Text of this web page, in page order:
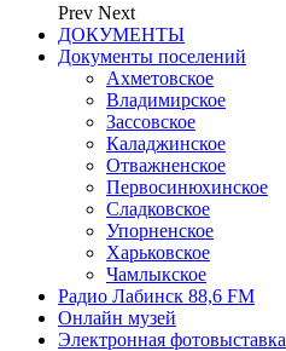
Prev Next
ДОКУМЕНТЫ
Документы поселений
Ахметовское
Владимирское
Зассовское
Каладжинское
Отважненское
Первосинюхинское
Сладковское
Упорненское
Харьковское
Чамлыкское
Радио Лабинск 88,6 FM
Онлайн музей
Электронная фотовыставка